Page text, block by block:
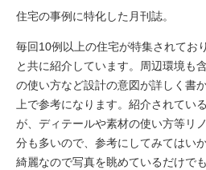
住宅の事例に特化した月刊誌。
毎回10例以上の住宅が特集されてお
と共に紹介しています。周辺環境も
の使い方など設計の意図が詳しく書
上で参考になります。紹介されてい
が、ディテールや素材の使い方等リ
分も多いので、参考にしてみてはい
綺麗なので写真を眺めているだけで